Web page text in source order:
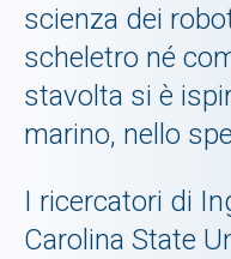
scienza dei
scheletro né
stavolta si è
marino, nello
I ricercatori di
Carolina State